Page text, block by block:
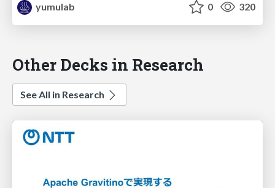
yumulab
0 320
Other Decks in Research
See All in Research